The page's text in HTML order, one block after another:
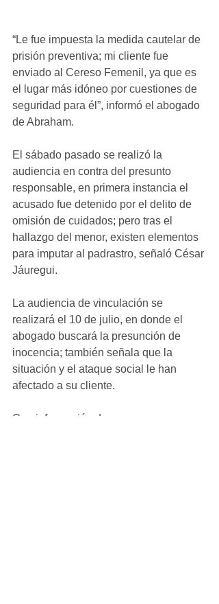
“Le fue impuesta la medida cautelar de
prisión preventiva; mi cliente fue
enviado al Cereso Femenil, ya que es
el lugar más idóneo por cuestiones de
seguridad para él”, informó el abogado
de Abraham.
El sábado pasado se realizó la
audiencia en contra del presunto
responsable, en primera instancia el
acusado fue detenido por el delito de
omisión de cuidados; pero tras el
hallazgo del menor, existen elementos
para imputar al padrastro, señaló César
Jáuregui.
La audiencia de vinculación se
realizará el 10 de julio, en donde el
abogado buscará la presunción de
inocencia; también señala que la
situación y el ataque social le han
afectado a su cliente.
Con información de: